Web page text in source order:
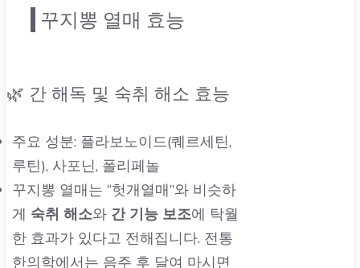
꾸지뽕 열매 효능
🌿 간 해독 및 숙취 해소 효능
주요 성분: 플라보노이드(퀘르세틴,
루틴), 사포닌, 폴리페놀
꾸지뽕 열매는 “헛개열매”와 비슷하
게 숙취 해소와 간 기능 보조에 탁월
한 효과가 있다고 전해집니다. 전통
한의학에서는 음주 후 달여 마시면